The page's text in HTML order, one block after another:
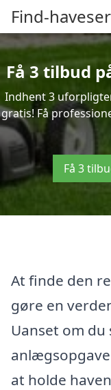
Find-
Få 3 tilbud
Indhent 3
gratis! Få
Få 3
At finde den
gøre en
Uanset om
at holde